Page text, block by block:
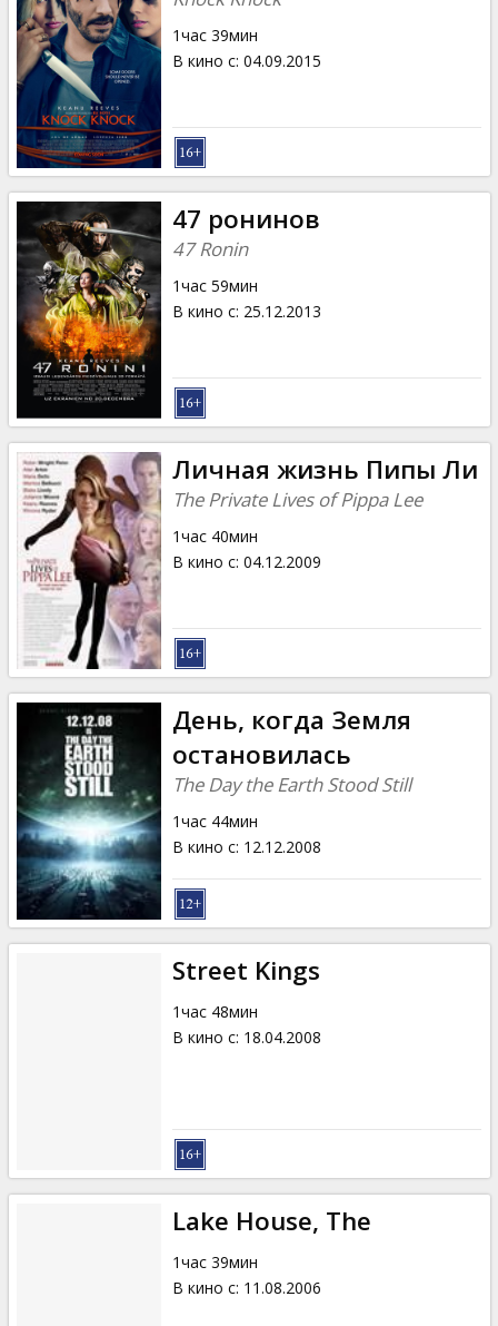
1час 39мин
В кино с: 04.09.2015
47 ронинов
47 Ronin
1час 59мин
В кино с: 25.12.2013
Личная жизнь Пипы Ли
The Private Lives of Pippa Lee
1час 40мин
В кино с: 04.12.2009
День, когда Земля
остановилась
The Day the Earth Stood Still
1час 44мин
В кино с: 12.12.2008
Street Kings
1час 48мин
В кино с: 18.04.2008
Lake House, The
1час 39мин
В кино с: 11.08.2006